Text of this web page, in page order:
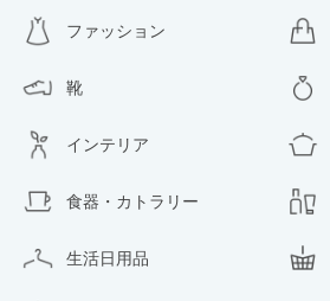
ファッション
靴
インテリア
食器・カトラリー
生活日用品